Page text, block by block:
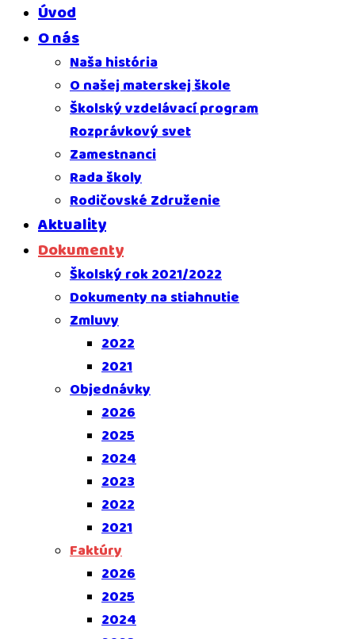
Úvod
O nás
Naša história
O našej materskej škole
Školský vzdelávací program
Rozprávkový svet
Zamestnanci
Rada školy
Rodičovské Združenie
Aktuality
Dokumenty
Školský rok 2021/2022
Dokumenty na stiahnutie
Zmluvy
2022
2021
Objednávky
2026
2025
2024
2023
2022
2021
Faktúry
2026
2025
2024